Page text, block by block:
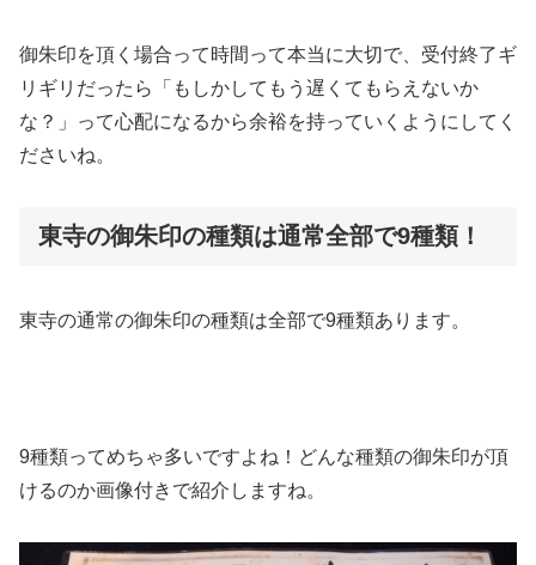
御朱印を頂く場合って時間って本当に大切で、受付終了ギ
リギリだったら「もしかしてもう遅くてもらえないか
な？」って心配になるから余裕を持っていくようにしてく
ださいね。
東寺の御朱印の種類は通常全部で9種類！
東寺の通常の御朱印の種類は全部で9種類あります。
9種類ってめちゃ多いですよね！どんな種類の御朱印が頂
けるのか画像付きで紹介しますね。